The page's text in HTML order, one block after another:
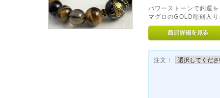
パワーストーンで釣運
マグロのGOLD彫刻入
注文：